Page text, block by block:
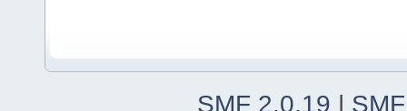
SMF 2.0.19